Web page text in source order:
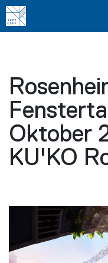
Oktober
KU'KO